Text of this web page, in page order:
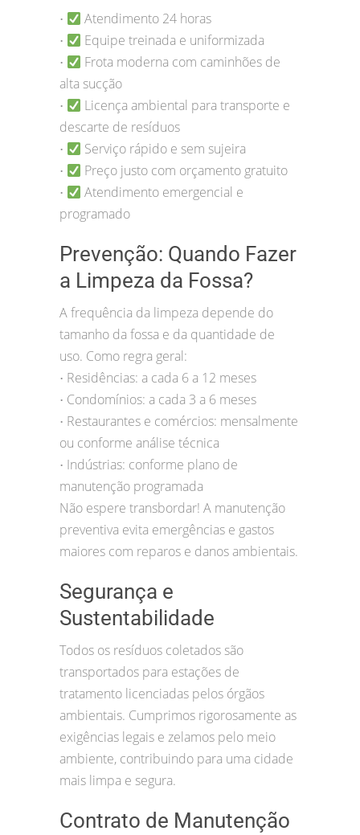
• Atendimento 24 horas
• Equipe treinada e uniformizada
•
Frota moderna com caminhões de
alta sucção
•
Licença ambiental para transporte e
descarte de resíduos
• Serviço rápido e sem sujeira
• Preço justo com orçamento gratuito
•
Atendimento emergencial e
programado
Prevenção: Quando Fazer
a Limpeza da Fossa?
A frequência da limpeza depende do
tamanho da fossa e da quantidade de
uso. Como regra geral:
• Residências: a cada 6 a 12 meses
• Condomínios: a cada 3 a 6 meses
• Restaurantes e comércios: mensalmente
ou conforme análise técnica
• Indústrias: conforme plano de
manutenção programada
Não espere transbordar! A manutenção
preventiva evita emergências e gastos
maiores com reparos e danos ambientais.
Segurança e
Sustentabilidade
Todos os resíduos coletados são
transportados para estações de
tratamento licenciadas pelos órgãos
ambientais. Cumprimos rigorosamente as
exigências legais e zelamos pelo meio
ambiente, contribuindo para uma cidade
mais limpa e segura.
Contrato de Manutenção